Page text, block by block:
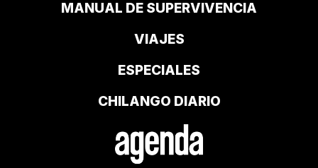
MANUAL DE SUPERVIVENCIA
VIAJES
ESPECIALES
CHILANGO DIARIO